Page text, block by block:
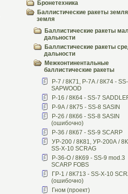
Бронетехника
Баллистические ракеты
земля
Баллистические ракеты
дальности
Баллистические ракеты
дальности
Межконтинентальные
баллистические ракеты
Р-7 / 8К71, Р-7А / 8К74 -
SAPWOOD
Р-16 / 8К64 - SS-7
Р-9А / 8К75 - SS-8 SASIN
Р-26 / 8К66 - SS-8 SASIN
(ошибочно)
Р-36 / 8К67 - SS-9 SCARP
УР-200 / 8К81, УР-200А /
SS-X-10 SCRAG
Р-36-О / 8К69 - SS-9 mod.3
SCARP FOBS
ГР-1 / 8К713 - SS-X-10
(ошибочно)
Гном (проект)